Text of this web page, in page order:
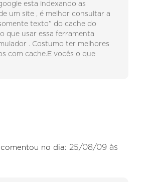
esta indexando as
um site , é melhor consultar a
texto” do cache do
que usar essa ferramenta
. Costumo ter melhores
com cache.E vocês o que
comentou no dia: 25/08/09 às